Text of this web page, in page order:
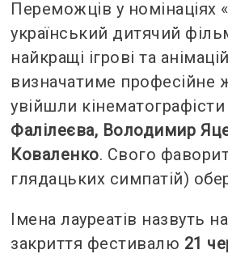
Переможців у номінаціях
український дитячий
найкращі ігрові та
визначатиме професійне
увійшли кінематографісти
Фалілеєва, Володимир
Коваленко. Свого
глядацьких симпатій)
Імена лауреатів назвуть
закриття фестивалю 21